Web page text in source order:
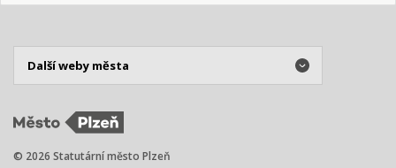
© 2026 Statutární město Plzeň